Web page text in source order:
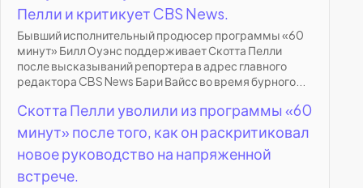
Пелли и критикует CBS News.
Бывший исполнительный продюсер программы «60
минут» Билл Оуэнс поддерживает Скотта Пелли
после высказываний репортера в адрес главного
редактора CBS News Бари Вайсс во время бурного...
Скотта Пелли уволили из программы «60
минут» после того, как он раскритиковал
новое руководство на напряженной
встрече.